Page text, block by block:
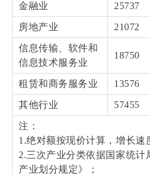
金融业 25737
房地产业 21072
信息传输、软件和
信息技术服务业
18750
租赁和商务服务业 13576
其他行业 57455
注：
1.绝对额按现价计算，增长速
2.三次产业分类依据国家统计
产业划分规定》；